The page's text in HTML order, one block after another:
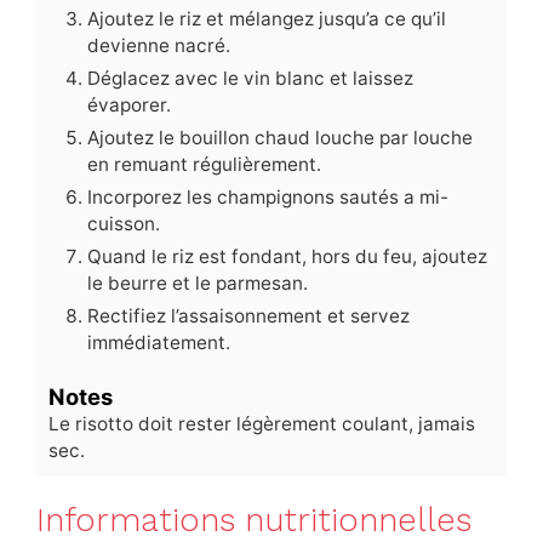
Ajoutez le riz et mélangez jusqu’a ce qu’il
devienne nacré.
Déglacez avec le vin blanc et laissez
évaporer.
Ajoutez le bouillon chaud louche par louche
en remuant régulièrement.
Incorporez les champignons sautés a mi-
cuisson.
Quand le riz est fondant, hors du feu, ajoutez
le beurre et le parmesan.
Rectifiez l’assaisonnement et servez
immédiatement.
Notes
Le risotto doit rester légèrement coulant, jamais
sec.
Informations nutritionnelles